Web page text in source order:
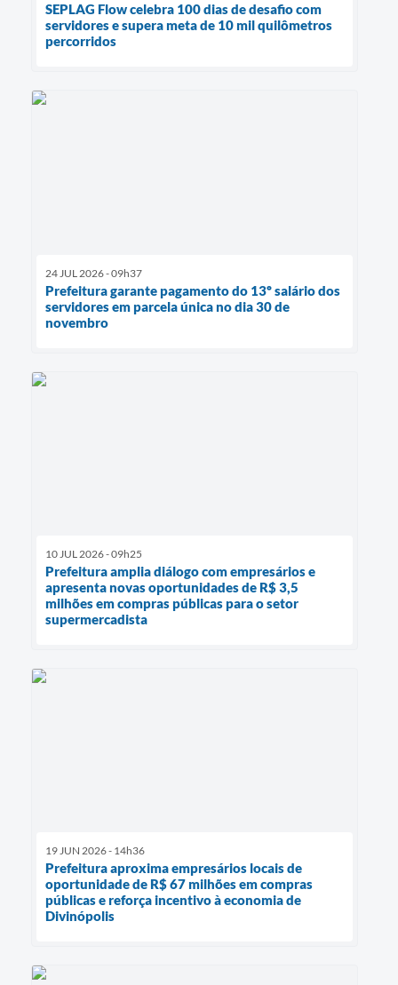
SEPLAG Flow celebra 100 dias de desafio com
servidores e supera meta de 10 mil quilômetros
percorridos
24 JUL 2026 - 09h37
Prefeitura garante pagamento do 13º salário dos
servidores em parcela única no dia 30 de
novembro
10 JUL 2026 - 09h25
Prefeitura amplia diálogo com empresários e
apresenta novas oportunidades de R$ 3,5
milhões em compras públicas para o setor
supermercadista
19 JUN 2026 - 14h36
Prefeitura aproxima empresários locais de
oportunidade de R$ 67 milhões em compras
públicas e reforça incentivo à economia de
Divinópolis